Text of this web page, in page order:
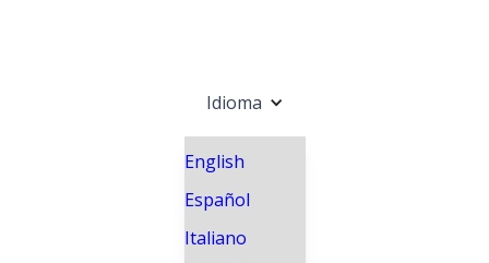
Idioma
English
Español
Italiano